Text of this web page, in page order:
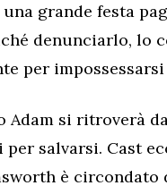
grande festa
denunciarlo, lo
per
Adam si ritroverà
per salvarsi. Cast
è circondato